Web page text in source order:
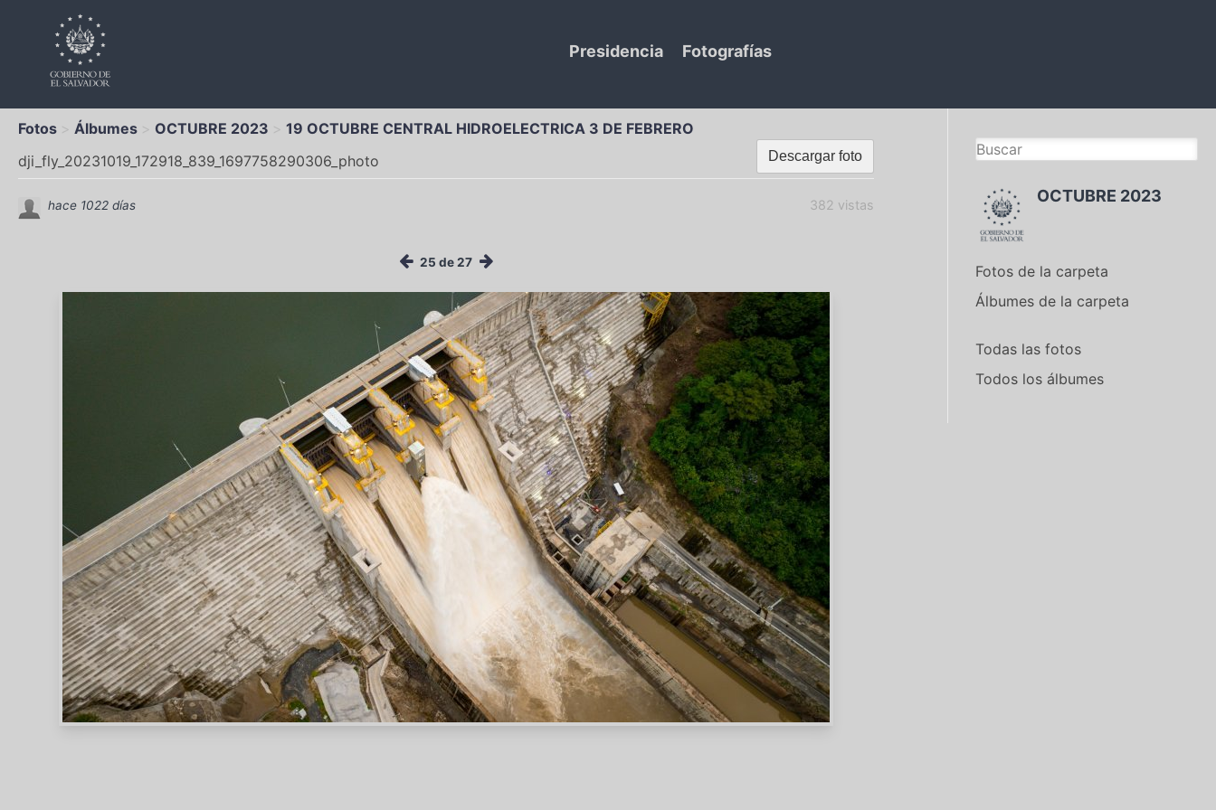
Presidencia Fotografías
Fotos Álbumes OCTUBRE 2023 19 OCTUBRE CENTRAL HIDROELECTRICA 3 DE FEBRERO
Descargar foto
dji_fly_20231019_172918_839_1697758290306_photo
382 vistas
hace 1022 días
25 de 27
OCTUBRE 2023
Fotos de la carpeta
Álbumes de la carpeta
Todas las fotos
Todos los álbumes